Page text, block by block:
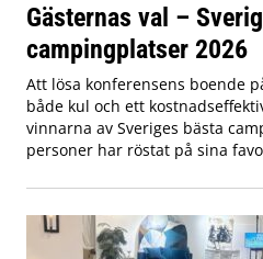
Gästernas val –
campingplatser 2026
Att lösa konferensens boende
både kul och ett
vinnarna av Sveriges bästa
personer har röstat på sina